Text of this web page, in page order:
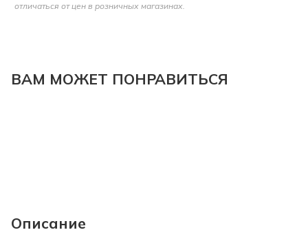
отличаться от цен в розничных магазинах.
ВАМ МОЖЕТ ПОНРАВИТЬСЯ
Описание